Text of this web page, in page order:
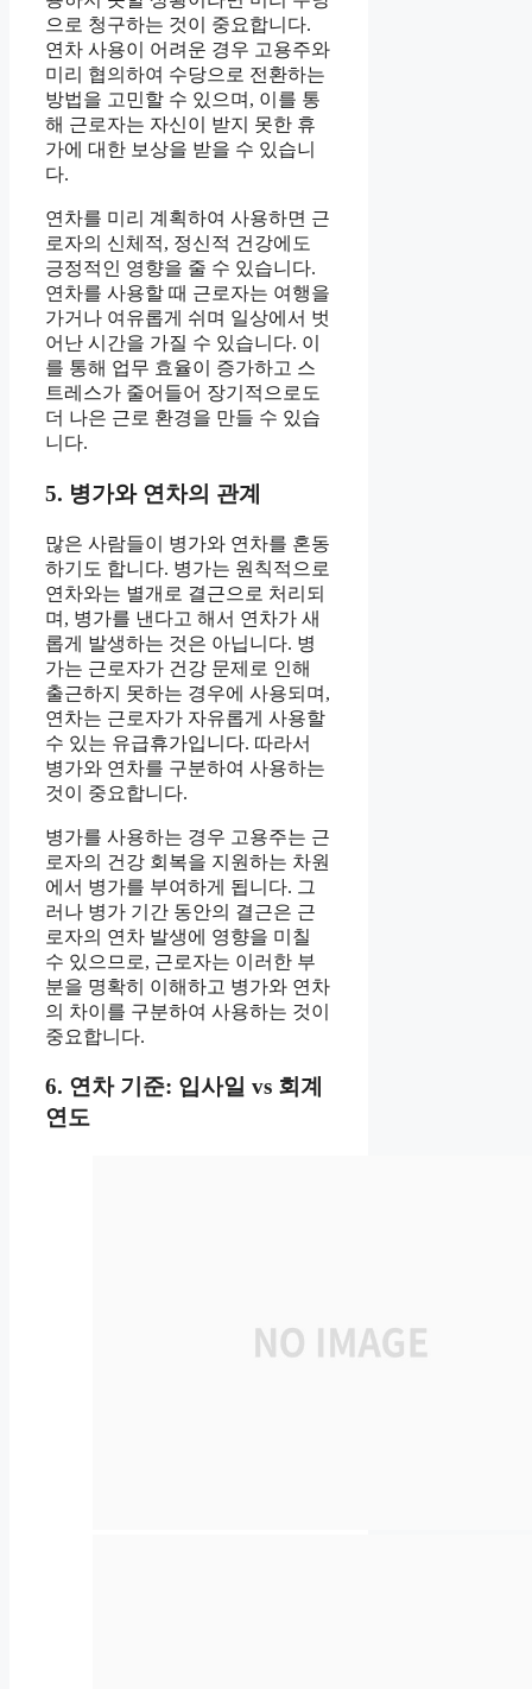
으로 청구하는 것이 중요합니다.
연차 사용이 어려운 경우 고용주와
미리 협의하여 수당으로 전환하는
방법을 고민할 수 있으며, 이를 통
해 근로자는 자신이 받지 못한 휴
가에 대한 보상을 받을 수 있습니
다.
연차를 미리 계획하여 사용하면 근
로자의 신체적, 정신적 건강에도
긍정적인 영향을 줄 수 있습니다.
연차를 사용할 때 근로자는 여행을
가거나 여유롭게 쉬며 일상에서 벗
어난 시간을 가질 수 있습니다. 이
를 통해 업무 효율이 증가하고 스
트레스가 줄어들어 장기적으로도
더 나은 근로 환경을 만들 수 있습
니다.
5. 병가와 연차의 관계
많은 사람들이 병가와 연차를 혼동
하기도 합니다. 병가는 원칙적으로
연차와는 별개로 결근으로 처리되
며, 병가를 낸다고 해서 연차가 새
롭게 발생하는 것은 아닙니다. 병
가는 근로자가 건강 문제로 인해
출근하지 못하는 경우에 사용되며,
연차는 근로자가 자유롭게 사용할
수 있는 유급휴가입니다. 따라서
병가와 연차를 구분하여 사용하는
것이 중요합니다.
병가를 사용하는 경우 고용주는 근
로자의 건강 회복을 지원하는 차원
에서 병가를 부여하게 됩니다. 그
러나 병가 기간 동안의 결근은 근
로자의 연차 발생에 영향을 미칠
수 있으므로, 근로자는 이러한 부
분을 명확히 이해하고 병가와 연차
의 차이를 구분하여 사용하는 것이
중요합니다.
6. 연차 기준: 입사일 vs 회계
연도